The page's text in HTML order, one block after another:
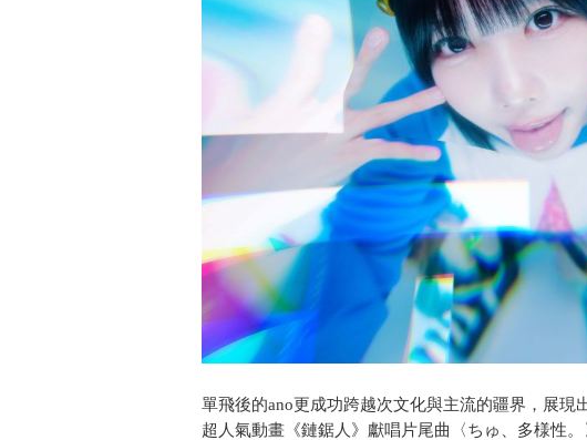
單飛後的ano更成功跨越次文化與主流的疆界，展現
超人氣動畫《鏈鋸人》獻唱片尾曲〈ちゅ、多様性